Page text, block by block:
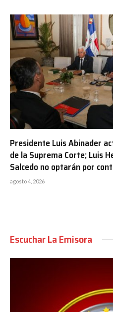
Presidente Luis Abinader
de la Suprema Corte; Luis
Salcedo no optarán por
agosto 4, 2026
Escuchar La Emisora